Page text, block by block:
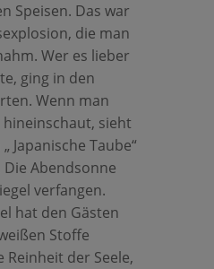
Speisen. Das war
die man
Wer es lieber
ging in den
Wenn man
sieht
Japanische Taube“
Abendsonne
verfangen.
hat den Gästen
Stoffe
der Seele,